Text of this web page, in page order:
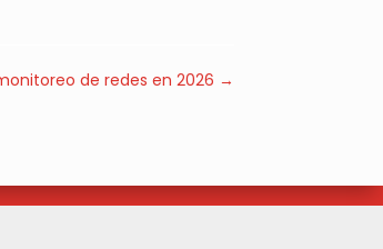
de redes en 2026 →